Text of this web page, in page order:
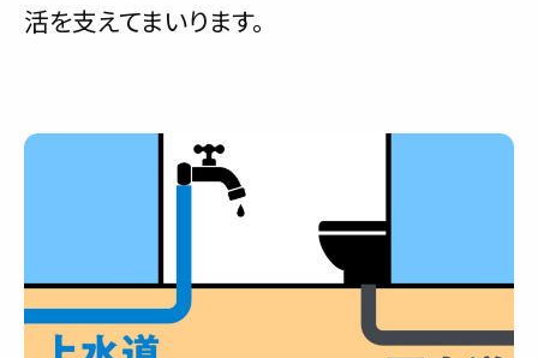
活を支えてまいります。